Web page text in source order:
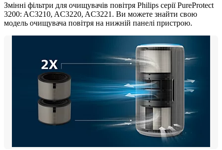
Змінні фільтри для очищувачів повітря Philips серії PureProtect
3200: AC3210, AC3220, AC3221. Ви можете знайти свою
модель очищувача повітря на нижній панелі пристрою.